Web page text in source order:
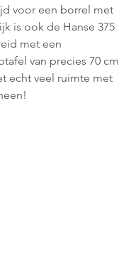
voor een borrel met
is ook de Hanse 375
met een
van precies 70 cm
echt veel ruimte met